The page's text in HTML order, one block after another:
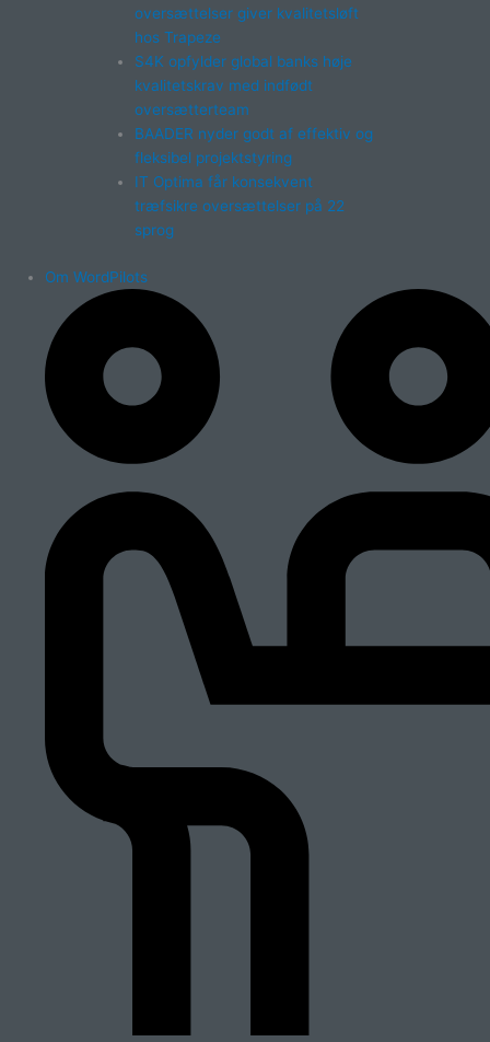
oversættelser giver kvalitetsløft
hos Trapeze
S4K opfylder global banks høje
kvalitetskrav med indfødt
oversætterteam
BAADER nyder godt af effektiv og
fleksibel projektstyring
IT Optima får konsekvent
træfsikre oversættelser på 22
sprog
Om WordPilots